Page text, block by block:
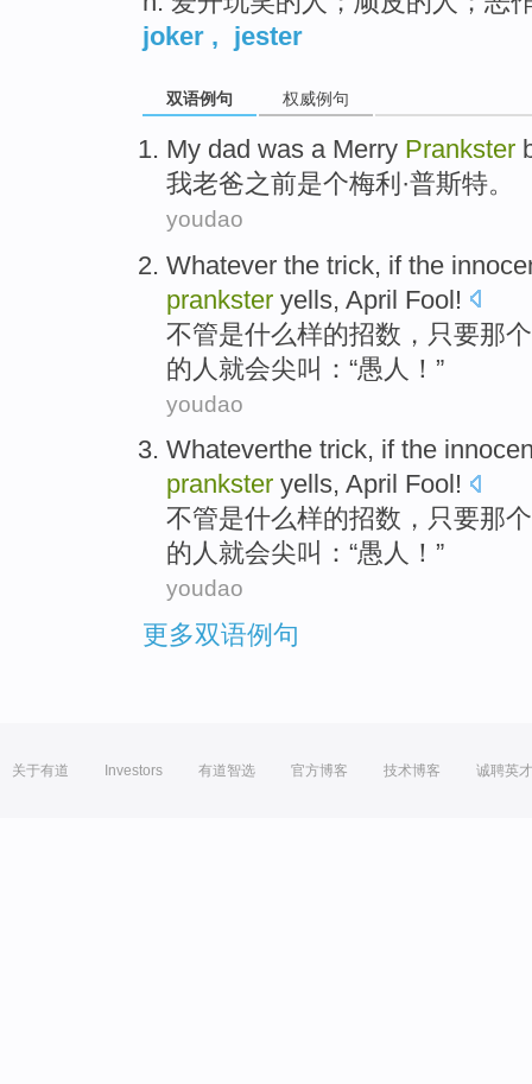
joker , jester
双语例句 权威例句
My dad was a Merry Prankster
我老爸之前是个梅利 ·普斯特。
youdao
Whatever the trick, ifthe
prankster yells, April Fool!
不管是什么样的招数 ， 只要那个
的人就会尖叫：“愚人 ！”
youdao
Whateverthe trick, ifthe
prankster yells, April Fool !
不管是什么样的招数 ， 只要那个
的人就会尖叫：“愚人 ！”
youdao
更多双语例句
关于有道 Investors 有道智选 官方博客 技术博客 诚聘英才